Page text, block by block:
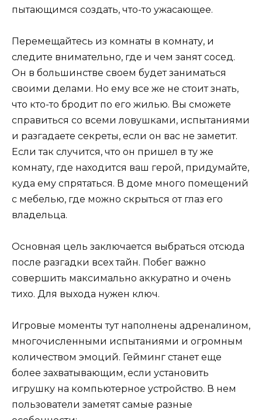
пытающимся создать, что-то ужасающее.
Перемещайтесь из комнаты в комнату, и
следите внимательно, где и чем занят сосед.
Он в большинстве своем будет заниматься
своими делами. Но ему все же не стоит знать,
что кто-то бродит по его жилью. Вы сможете
справиться со всеми ловушками, испытаниями
и разгадаете секреты, если он вас не заметит.
Если так случится, что он пришел в ту же
комнату, где находится ваш герой, придумайте,
куда ему спрятаться. В доме много помещений
с мебелью, где можно скрыться от глаз его
владельца.
Основная цель заключается выбраться отсюда
после разгадки всех тайн. Побег важно
совершить максимально аккуратно и очень
тихо. Для выхода нужен ключ.
Игровые моменты тут наполнены адреналином,
многочисленными испытаниями и огромным
количеством эмоций. Гейминг станет еще
более захватывающим, если установить
игрушку на компьютерное устройство. В нем
пользователи заметят самые разные